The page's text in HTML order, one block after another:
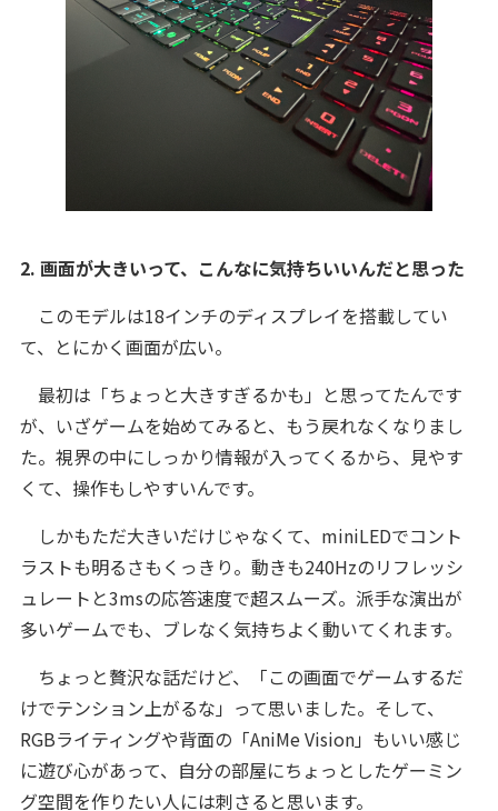
2. 画面が大きいって、こんなに気持ちいいんだと思った
このモデルは18インチのディスプレイを搭載してい
て、とにかく画面が広い。
最初は「ちょっと大きすぎるかも」と思ってたんです
が、いざゲームを始めてみると、もう戻れなくなりまし
た。視界の中にしっかり情報が入ってくるから、見やす
くて、操作もしやすいんです。
しかもただ大きいだけじゃなくて、miniLEDでコント
ラストも明るさもくっきり。動きも240Hzのリフレッシ
ュレートと3msの応答速度で超スムーズ。派手な演出が
多いゲームでも、ブレなく気持ちよく動いてくれます。
ちょっと贅沢な話だけど、「この画面でゲームするだ
けでテンション上がるな」って思いました。そして、
RGBライティングや背面の「AniMe Vision」もいい感じ
に遊び心があって、自分の部屋にちょっとしたゲーミン
グ空間を作りたい人には刺さると思います。